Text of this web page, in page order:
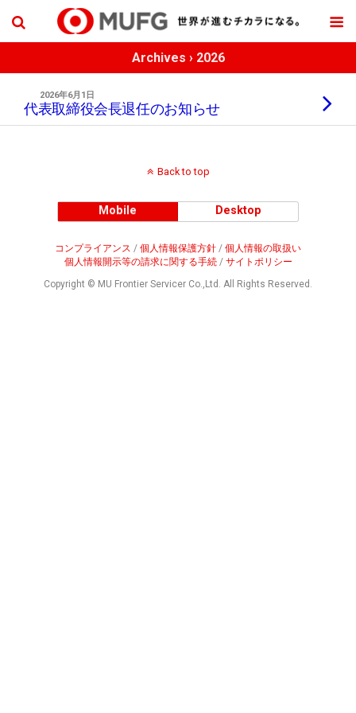
Archives › 2026
2026年6月1日
代表取締役会長退任のお知らせ
Back to top
Mobile Desktop
コンプライアンス / 個人情報保護方針 / 個人情報の取扱い
個人情報開示等の請求に関する手続/ サイトポリシー
Copyright © MU Frontier Servicer Co.,Ltd. All Rights Reserved.